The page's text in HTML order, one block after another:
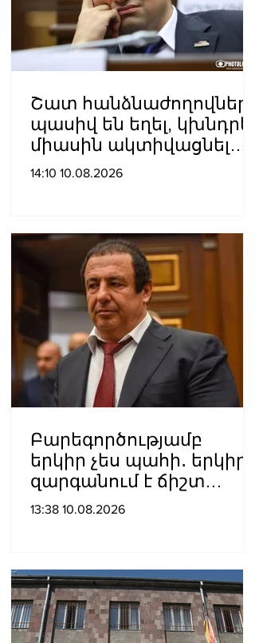
Շատ հանձնաժողովներ
պասիվ են եղել, կխնդրեմ
միասին ակտիվացնել
հանձնաժողովների
14:10 10.08.2026
Բարեգործությամբ
երկիր չես պահի․ երկիրը
զարգանում է ճիշտ
տնտեսական
13:38 10.08.2026